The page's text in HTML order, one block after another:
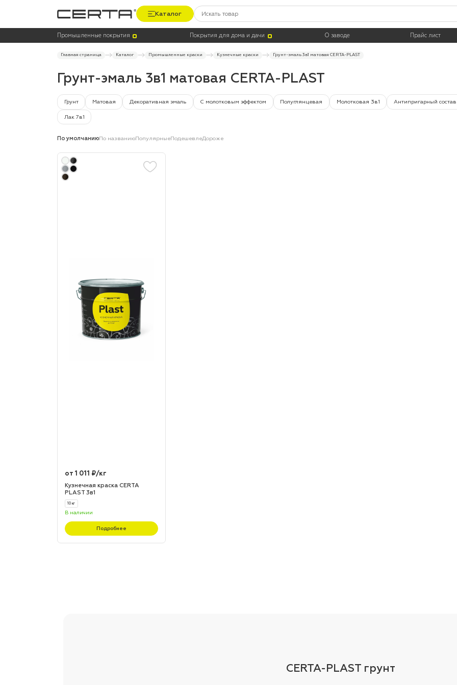
Каталог
Промышленные покрытия Покрытия для дома и дачи О заводе Прайс лист
Главная страница Каталог Промышленные краски Кузнечные краски Грунт-эмаль 3в1 матовая CERTA-PLAST
Грунт-эмаль 3в1 матовая CERTA-PLAST
Грунт Матовая Декоративная эмаль С молотковым эффектом Полуглянцевая Молотковая 3в1 Антипригарный состав
Лак 7в1
Цвет Тара
По умолчаниюПо названиюПопулярныеПодешевлеДороже
от 1 011 ₽/кг
Кузнечная краска CERTA
PLAST 3в1
10 кг
В наличии
Подробнее
CERTA-PLAST грунт